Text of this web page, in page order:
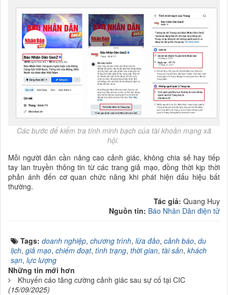
Các bước để kiểm tra tính minh bạch của tài khoản mạng xã
hội.
Mỗi người dân cần nâng cao cảnh giác, không chia sẻ hay tiếp
tay lan truyền thông tin từ các trang giả mạo, đồng thời kịp thời
phản ánh đến cơ quan chức năng khi phát hiện dấu hiệu bất
thường.
Tác giả: Quang Huy
Nguồn tin: Báo Nhân Dân điện tử
Tags: doanh nghiệp, chương trình, lừa đảo, cảnh báo, du
lịch, giả mạo, chiếm đoạt, tình trạng, thời gian, tài sản, khách
sạn, lực lượng
Những tin mới hơn
Khuyến cáo tăng cường cảnh giác sau sự cố tại CIC
(15/09/2025)